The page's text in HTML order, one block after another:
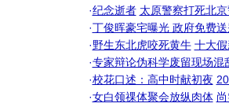
·纪念逝者 太原警察打死北
·丁俊晖豪宅曝光 政府免费
·野生东北虎咬死黄牛 十大
·专家辩论伪科学废留现场混
·校花口述：高中时献初夜
·女白领祼体聚会放纵肉体